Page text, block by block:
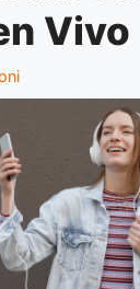
Vivo